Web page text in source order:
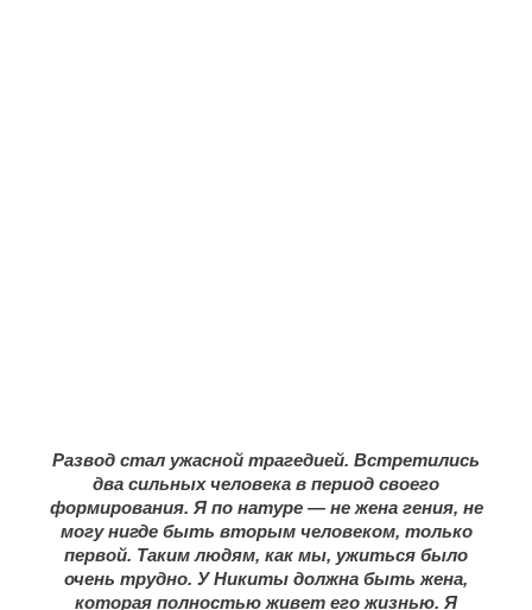
Развод стал ужасной трагедией. Встретились
два сильных человека в период своего
формирования. Я по натуре — не жена гения, не
могу нигде быть вторым человеком, только
первой. Таким людям, как мы, ужиться было
очень трудно. У Никиты должна быть жена,
которая полностью живет его жизнью. Я